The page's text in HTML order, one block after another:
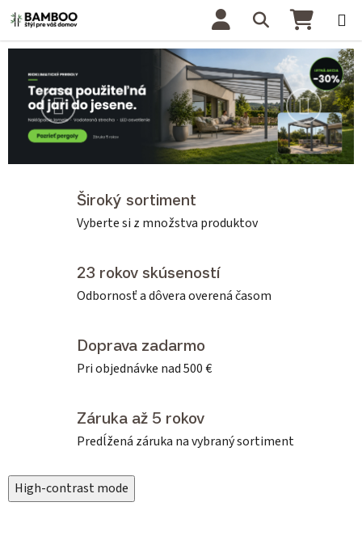
Prejsť na obsah Hľadať
Vitajte vo svete nábytku,
Predchádzajúce
Široký sortiment
Vyberte si z množstva produktov
23 rokov skúseností
Odbornosť a dôvera overená časom
Doprava zadarmo
Pri objednávke nad 500 €
Záruka až 5 rokov
Predĺžená záruka na vybraný sortiment
High-contrast mode